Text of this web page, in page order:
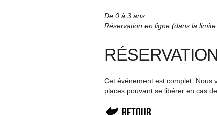
De 0 à 3 ans
Réservation en ligne (dans la
Cet événement est complet. Nous
places pouvant se libérer en cas
Retour